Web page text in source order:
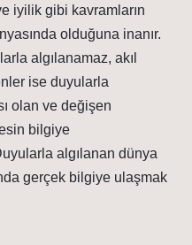
iyilik gibi kavramların
olduğuna inanır.
algılanamaz, akıl
ise duyularla
olan ve değişen
bilgiye
algılanan dünya
gerçek bilgiye ulaşmak